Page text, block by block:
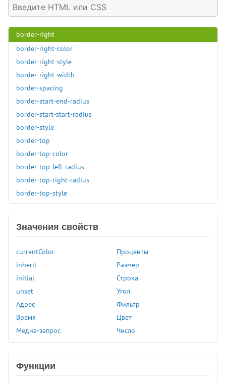
border-left-width
border-radius
border-right
border-right-color
border-right-style
border-right-width
border-spacing
border-start-end-radius
border-start-start-radius
border-style
border-top
border-top-color
border-top-left-radius
border-top-right-radius
border-top-style
border-top-width
bottom
clear
clip
clip-path
color-scheme
column-count
Значения свойств
currentColor
inherit
initial
unset
Адрес
Время
Медиа-запрос
Проценты
Размер
Строка
Угол
Фильтр
Цвет
Число
Функции